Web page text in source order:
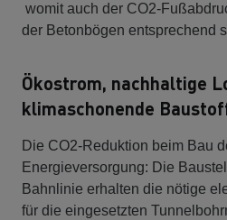
womit auch der CO2-
der Betonbögen entsprechend
Ökostrom, nachhaltige
klimaschonende
Die CO2-Reduktion beim Bau
Energieversorgung: Die
Bahnlinie erhalten die nötige
für die eingesetzten